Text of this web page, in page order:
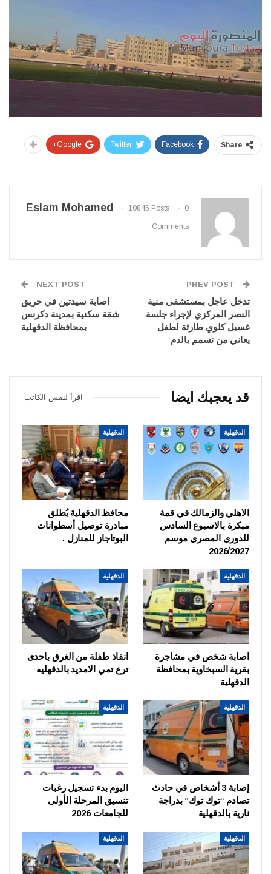
Share
Facebook
Twitter
Google+
Eslam Mohamed 10845 Posts 0
Comments
تدخل عاجل بمستشفى منية
النصر المركزي لإجراء جلسة
غسيل كلوي طارئة لطفل
يعاني من تسمم بالدم
NEXT POST
اصابة سيدتين في حريق
شقة سكنية بمدينة دكرنس
بمحافظة الدقهلية
قد يعجبك ايضا اقرأ لنفس الكاتب
الدقهلية
الاهلي والزمالك في قمة
مبكرة بالاسبوع السادس
للدورى المصرى موسم
2026/2027
الدقهلية
محافظ الدقهلية يُطلق
مبادرة توصيل أسطوانات
البوتاجاز للمنازل .
الدقهلية
اصابة شخص في مشاجرة
بقرية السبخاوية بمحافظة
الدقهلية
الدقهلية
انقاذ طفلة من الغرق باحدى
ترع تمي الامديد بالدقهليه
الدقهلية
إصابة 3 أشخاص في حادث
تصادم “توك توك” بدراجة
نارية بالدقهلية
الدقهلية
اليوم بدء تسجيل رغبات
تنسيق المرحلة الأولى
للجامعات 2026
الدقهلية الدقهلية